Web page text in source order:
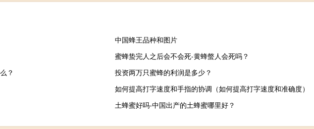
中国蜂王品种和图片
蜜蜂蛰完人之后会不会死-黄蜂螫人会死吗？
？
投资两万只蜜蜂的利润是多少？
如何提高打字速度和手指的协调（如何提高打字速度和准确度）
土蜂蜜好吗-中国出产的土蜂蜜哪里好？